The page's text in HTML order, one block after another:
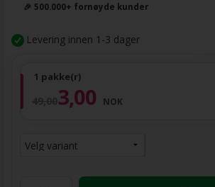
🎉 500.000+ fornøyde kunder
Levering innen 1-3 dager
1 pakke(r)
3,00 NOK